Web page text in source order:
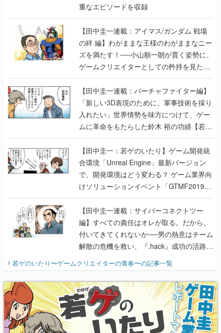
重なエピソードを収録
【田中圭一連載：アイマス/ガンダム 戦場
の絆 編】わがままな王様のわがままなニー
ズを満たす！──小山順一朗が貫く姿勢に、
ゲームクリエイターとしての矜持を見た
【若ゲのいたり最終回】
【田中圭一連載：バーチャファイター編】
「新しい3D表現のために、軍事技術を採り
入れたい」世界情勢を味方につけて、ゲー
ムに革命をもたらした鈴木 裕の功績【若ゲ
のいたり】
【田中圭一：若ゲのいたり】ゲーム開発統
合環境「Unreal Engine」最新バージョン
で、開発環境はどう変わる？ ゲーム業界向
けソリューションイベント「GTMF2019」
に行って、より理解を深めよう【PR】
【田中圭一連載：サイバーコネクトツー
編】すべての責任はオレが取る。だから、
付いてきてくれないか──男の熱意はチーム
解散の危機を救い、『.hack』成功の活路を
『少年ジャンプ』色だった【若ゲのいた
り】
若ゲのいたり〜ゲームクリエイターの青春〜の記事一覧